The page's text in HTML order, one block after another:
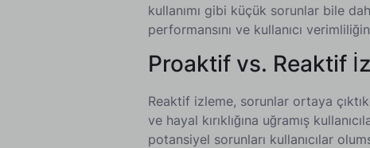
kullanımı gibi küçük sorunlar bile
performansını ve kullanıcı
Proaktif vs. Reaktif
Reaktif izleme, sorunlar ortaya
ve hayal kırıklığına uğramış
potansiyel sorunları kullanıcılar